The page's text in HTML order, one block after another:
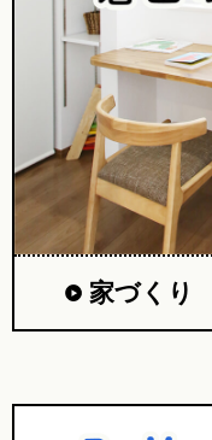
家づくり